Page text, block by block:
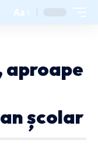
Aa
aproape
școlar